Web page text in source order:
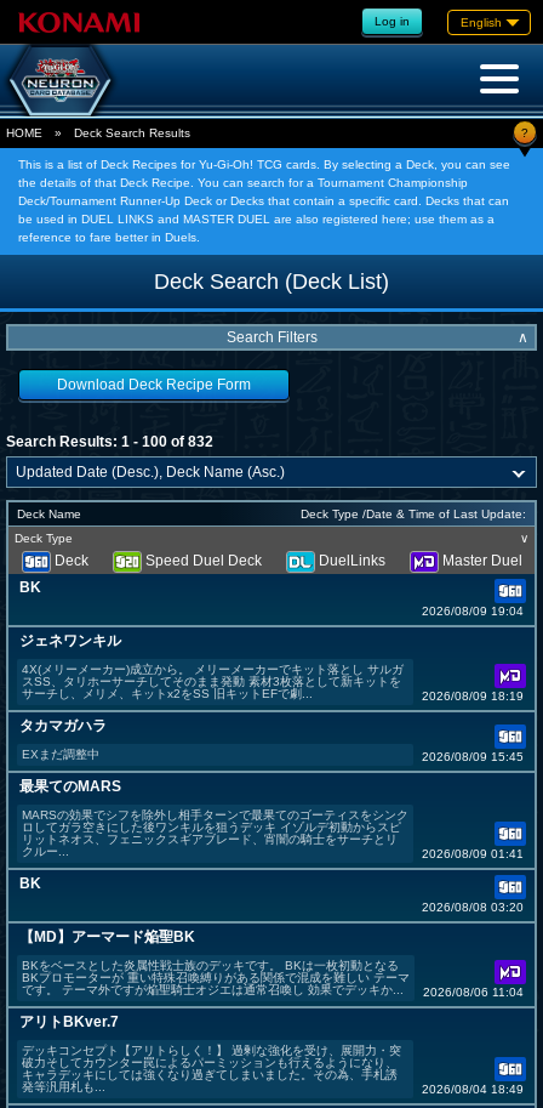
Log in English
HOME » Deck Search Results ?
This is a list of Deck Recipes for Yu-Gi-Oh! TCG cards. By selecting a Deck, you can see
the details of that Deck Recipe. You can search for a Tournament Championship
Deck/Tournament Runner-Up Deck or Decks that contain a specific card. Decks that can
be used in DUEL LINKS and MASTER DUEL are also registered here; use them as a
reference to fare better in Duels.
Deck Search (Deck List)
Search Filters ∧
Download Deck Recipe Form
Search Results: 1 - 100 of 832
Deck Name
Deck Type /Date & Time of Last Update:
Deck Type
∨
Deck Speed Duel Deck DuelLinks
Master Duel
BK
2026/08/09 19:04
ジェネワンキル
4X(メリーメーカー)成立から。 メリーメーカーでキット落とし サルガ
スSS、タリホーサーチしてそのまま発動 素材3枚落として新キットを
サーチし、メリメ、キットx2をSS 旧キットEFで劇...
2026/08/09 18:19
タカマガハラ
EXまだ調整中 2026/08/09 15:45
最果てのMARS
MARSの効果でシフを除外し相手ターンで最果てのゴーティスをシンク
ロしてガラ空きにした後ワンキルを狙うデッキ イゾルデ初動からスピ
リットネオス、フェニックスギアブレード、宵闇の騎士をサーチとリ
クルー...
2026/08/09 01:41
BK
2026/08/08 03:20
【MD】アーマード焔聖BK
BKをベースとした炎属性戦士族のデッキです。 BKは一枚初動となる
BKプロモーターが 重い特殊召喚縛りがある関係で混成を難しい テーマ
です。 テーマ外ですが焔聖騎士オジエは通常召喚し 効果でデッキか...
2026/08/06 11:04
アリトBKver.7
デッキコンセプト【アリトらしく！】 過剰な強化を受け、展開力・突
破力そしてカウンター罠によるパーミッションも行えるようになり、
キャラデッキにしては強くなり過ぎてしまいました。その為、手札誘
発等汎用札も...
2026/08/04 18:49